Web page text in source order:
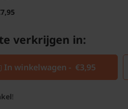
verkrijgen in:
In winkelwagen - €3,95
!